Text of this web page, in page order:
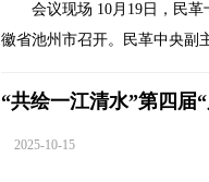
会议现场 10月19日，民
徽省池州市召开。民革中央副
“共绘一江清水”第四届
2025-10-15